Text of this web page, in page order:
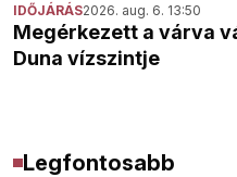
IDŐJÁRÁS2026. aug. 6. 13:50
Megérkezett a várva
Duna vízszintje
Legfontosabb